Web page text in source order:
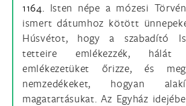
1164. Isten népe a mózesi
ismert dátumhoz kötött
Húsvétot, hogy a szabadító
tetteire emlékezzék,
emlékezetüket őrizze, és
nemzedékeket, hogyan
magatartásukat. Az Egyház